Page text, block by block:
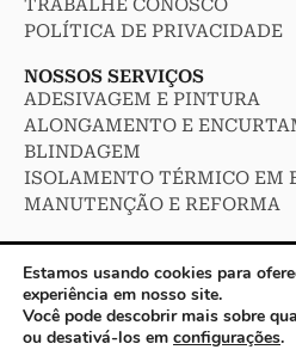
TRABALHE CONOSCO
POLÍTICA DE PRIVACIDADE
NOSSOS SERVIÇOS
ADESIVAGEM E PINTURA
ALONGAMENTO E
BLINDAGEM
ISOLAMENTO TÉRMICO EM
MANUTENÇÃO E REFORMA
Roda de Ouro – Copyright 2023 – Todos os
Desenvolvido por:
Estamos usando cookies para
experiência em nosso site.
Você pode descobrir mais sobre
ou desativá-los em configurações.